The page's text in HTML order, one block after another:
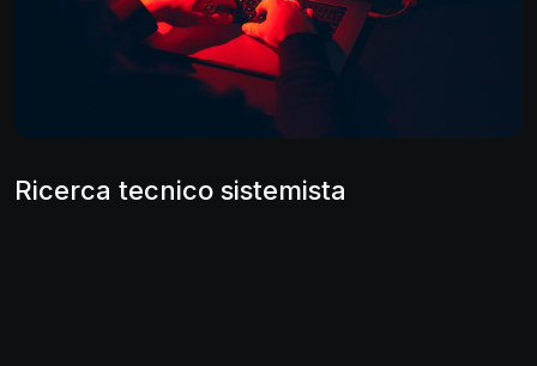
Ricerca tecnico sistemista